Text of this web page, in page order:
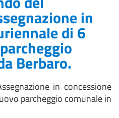
in
di 6
Berbaro.
in concessione
parcheggio comunale in